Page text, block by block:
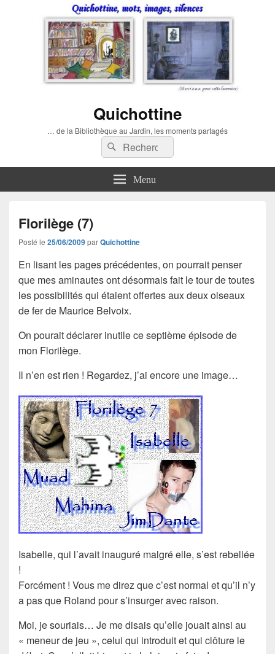
Quichottine
… de la Bibliothèque au Jardin, les moments partagés
Recherche :
Rechercher
Menu
Florilège (7)
Posté le 25/06/2009parQuichottine
En lisant les pages précédentes, on pourrait penser
que mes aminautes ont désormais fait le tour de toutes
les possibilités qui étaient offertes aux deux oiseaux
de fer de Maurice Belvoix.
On pourait déclarer inutile ce septième épisode de
mon Florilège.
Il n’en est rien ! Regardez, j’ai encore une image…
Isabelle, qui l’avait inauguré malgré elle, s’est rebellée
!
Forcément ! Vous me direz que c’est normal et qu’il n’y
a pas que Roland pour s’insurger avec raison.
Moi, je souriais… Je me disais qu’elle jouait ainsi au
« meneur de jeu », celui qui introduit et qui clôture le